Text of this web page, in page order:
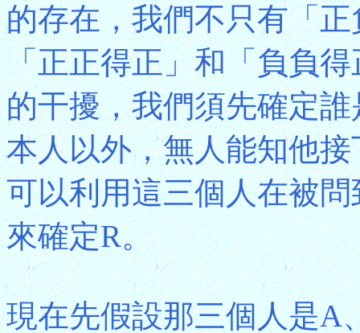
的存在，我們不只有「
「正正得正」和「負負
的干擾，我們須先確定
本人以外，無人能知他
可以利用這三個人在被
來確定R。
現在先假設那三個人是A